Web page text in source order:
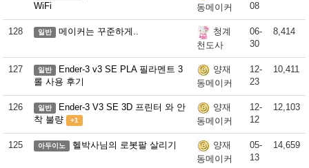
WiFi
동메이커
08
128 일반 메이커는 꾸준하게..
청계
천도사
06-
30
8,414
127 일반
Ender-3 v3 SE PLA 필라멘트 3
롤 사용 후기
양재
동메이커
12-
23
10,411
126 일반
Ender-3 V3 SE 3D 프린터 와 안
착 불량
+1
양재
동메이커
12-
12
12,103
125 아두이노 헬박사님의 로봇팔 살리기
양재
동메이커
05-
13
14,659